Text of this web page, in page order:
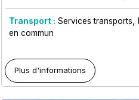
Transport : Services transports
en commun
Plus d'informations